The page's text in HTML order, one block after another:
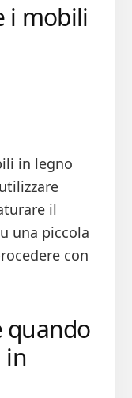
i mobili
in legno
il
una piccola
con
quando
in